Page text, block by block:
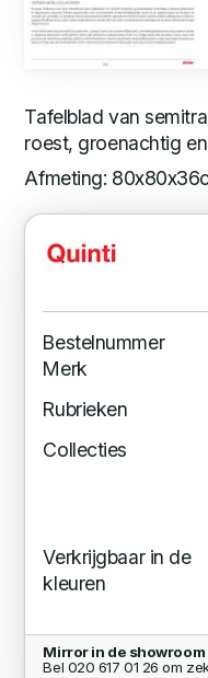
Tafelblad van
roest, groenachtig
Afmeting:
Bestelnummer
Merk
Rubrieken
Collecties
Verkrijgbaar in de
kleuren
Mirror in de
Bel 020 617 01 26 om